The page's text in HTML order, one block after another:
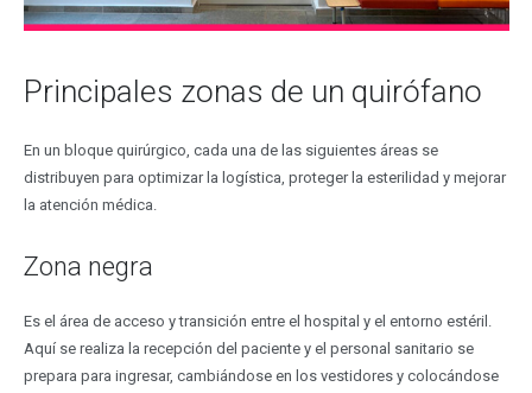
Principales zonas de un quirófano
En un bloque quirúrgico, cada una de las siguientes áreas se
distribuyen para optimizar la logística, proteger la esterilidad y mejorar
la atención médica.
Zona negra
Es el área de acceso y transición entre el hospital y el entorno estéril.
Aquí se realiza la recepción del paciente y el personal sanitario se
prepara para ingresar, cambiándose en los vestidores y colocándose